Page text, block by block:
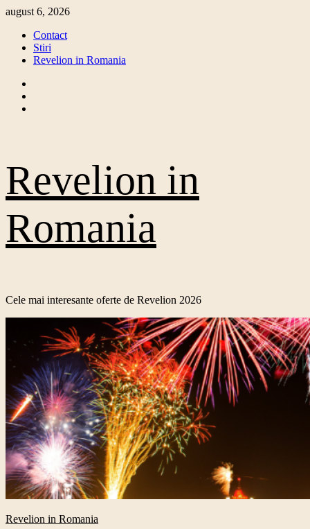
Skip
content
august 6, 2026
Contact
Stiri
Revelion in Romania
Revelion in
Romania
Cele mai interesante oferte de Revelion 2026
Primary
Revelion in Romania